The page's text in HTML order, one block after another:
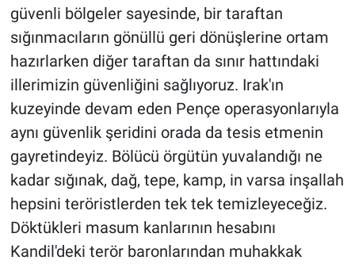
güvenli bölgeler sayesinde, bir taraftan
sığınmacıların gönüllü geri dönüşlerine ortam
hazırlarken diğer taraftan da sınır hattındaki
illerimizin güvenliğini sağlıyoruz. Irak'ın
kuzeyinde devam eden Pençe operasyonlarıyla
aynı güvenlik şeridini orada da tesis etmenin
gayretindeyiz. Bölücü örgütün yuvalandığı ne
kadar sığınak, dağ, tepe, kamp, in varsa inşallah
hepsini teröristlerden tek tek temizleyeceğiz.
Döktükleri masum kanlarının hesabını
Kandil'deki terör baronlarından muhakkak